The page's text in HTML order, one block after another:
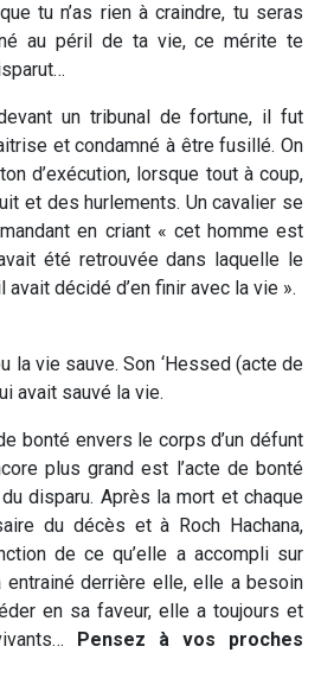
tu n’as rien à craindre, tu seras
au péril de ta vie, ce mérite te
un tribunal de fortune, il fut
et condamné à être fusillé. On
d’exécution, lorsque tout à coup,
et des hurlements. Un cavalier se
en criant « cet homme est
été retrouvée dans laquelle le
avait décidé d’en finir avec la vie ».
la vie sauve. Son ‘Hessed (acte de
avait sauvé la vie.
bonté envers le corps d’un défunt
plus grand est l’acte de bonté
disparu. Après la mort et chaque
du décès et à Roch Hachana,
de ce qu’elle a accompli sur
entrainé derrière elle, elle a besoin
en sa faveur, elle a toujours et
Pensez à vos proches